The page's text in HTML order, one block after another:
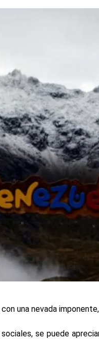
una nevada
se puede